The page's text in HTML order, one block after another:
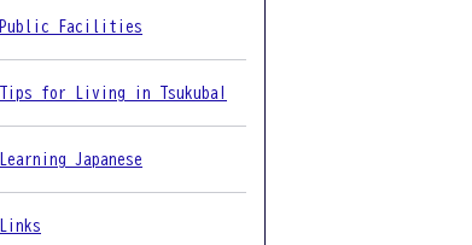
Public Facilities
Tips for Living in Tsukuba!
Learning Japanese
Links